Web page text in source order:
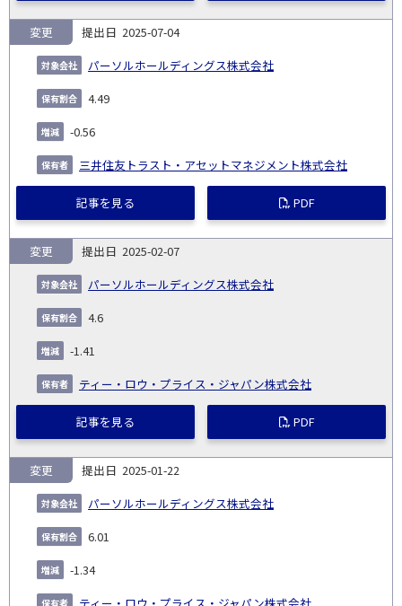
2025-07-04
パーソルホールディングス株式会社
変更
4.49
-0.56
三井住友トラスト・アセットマネジメント株式会社
記事を見る PDF
2025-02-07
パーソルホールディングス株式会社
変更
4.6
-1.41
ティー・ロウ・プライス・ジャパン株式会社
記事を見る PDF
2025-01-22
パーソルホールディングス株式会社
変更
6.01
-1.34